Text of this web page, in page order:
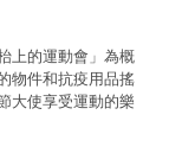
上的運動會」為概
物件和抗疫用品搖
大使享受運動的樂